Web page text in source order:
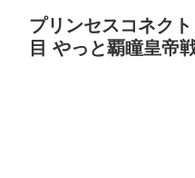
プリンセスコネク
目 やっと覇瞳皇帝